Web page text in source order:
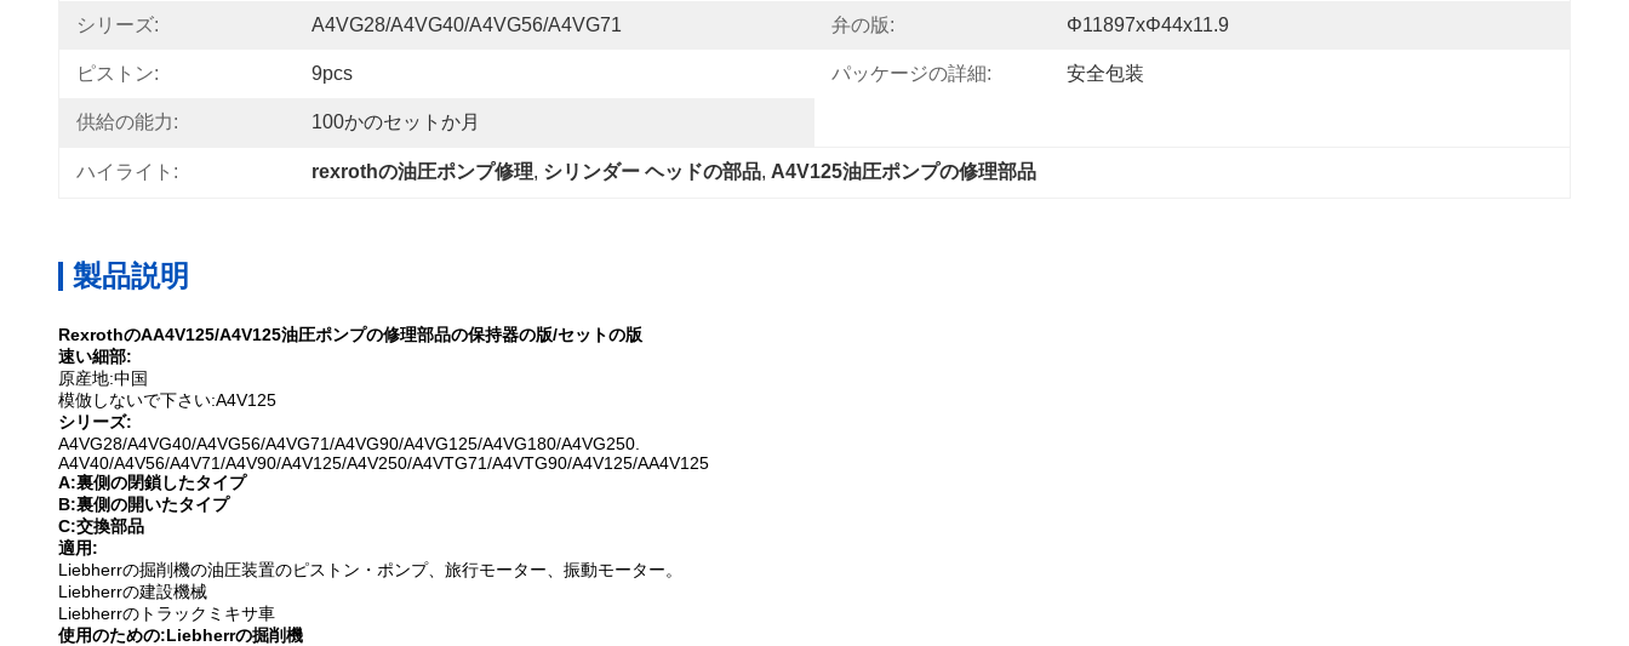
シリーズ: A4VG28/A4VG40/A4VG56/A4VG71 弁の版: Φ11897xΦ44x11.9
ピストン: 9pcs パッケージの詳細: 安全包装
供給の能力: 100かのセットか月
ハイライト: rexrothの油圧ポンプ修理, シリンダー ヘッドの部品, A4V125油圧ポンプの修理部品
製品説明
RexrothのAA4V125/A4V125油圧ポンプの修理部品の保持器の版/セットの版
速い細部:
原産地:中国
模倣しないで下さい:A4V125
シリーズ:
A4VG28/A4VG40/A4VG56/A4VG71/A4VG90/A4VG125/A4VG180/A4VG250.
A4V40/A4V56/A4V71/A4V90/A4V125/A4V250/A4VTG71/A4VTG90/A4V125/AA4V125
A:裏側の閉鎖したタイプ
B:裏側の開いたタイプ
C:交換部品
適用:
Liebherrの掘削機の油圧装置のピストン・ポンプ、旅行モーター、振動モーター。
Liebherrの建設機械
Liebherrのトラックミキサ車
使用のための:Liebherrの掘削機